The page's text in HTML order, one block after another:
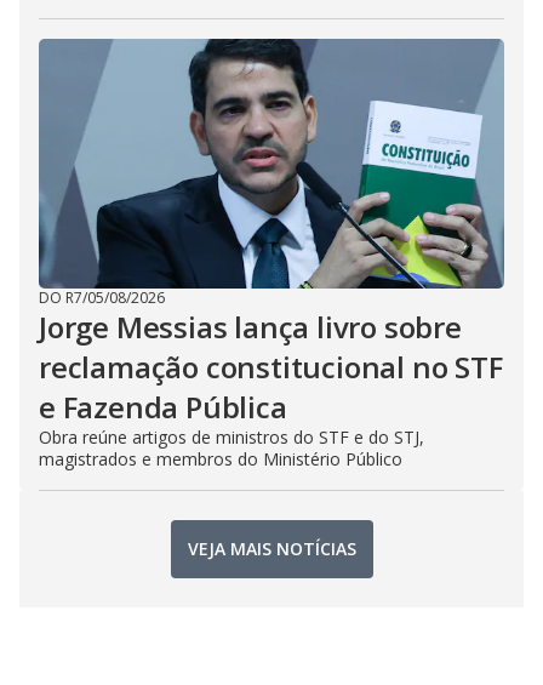
DO R7/05/08/2026
Jorge Messias lança livro sobre
reclamação constitucional no STF
e Fazenda Pública
Obra reúne artigos de ministros do STF e do STJ,
magistrados e membros do Ministério Público
VEJA MAIS NOTÍCIAS